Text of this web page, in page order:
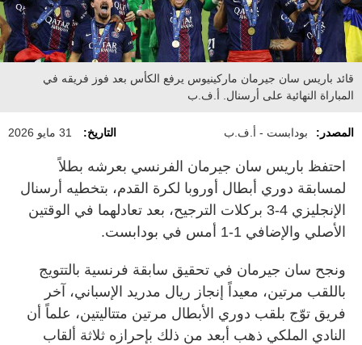
قائد باريس سان جيرمان ماركينيوس يرفع الكأس بعد فوز فريقه في
المباراة النهائية على أرسنال. أ.ف.ب
المصدر: بودابست - أ.ف.ب التاريخ: 31 مايو 2026
احتفظ باريس سان جيرمان الفرنسي بعرشه بطلاً
لمسابقة دوري أبطال أوروبا لكرة القدم، بتخطيه أرسنال
الإنجليزي 4-3 بركلات الترجيح، بعد تعادلهما في الوقتين
الأصلي والإضافي 1-1 أمس في بودابست.
ونجح سان جيرمان في تحقيق سابقة فرنسية بالتتويج
باللقب مرتين، معيداً إنجاز ريال مدريد الإسباني، آخر
فريق توّج بلقب دوري الأبطال مرتين متتاليتين، علماً أن
النادي الملكي ذهب أبعد من ذلك بإحرازه ثلاثة ألقاب